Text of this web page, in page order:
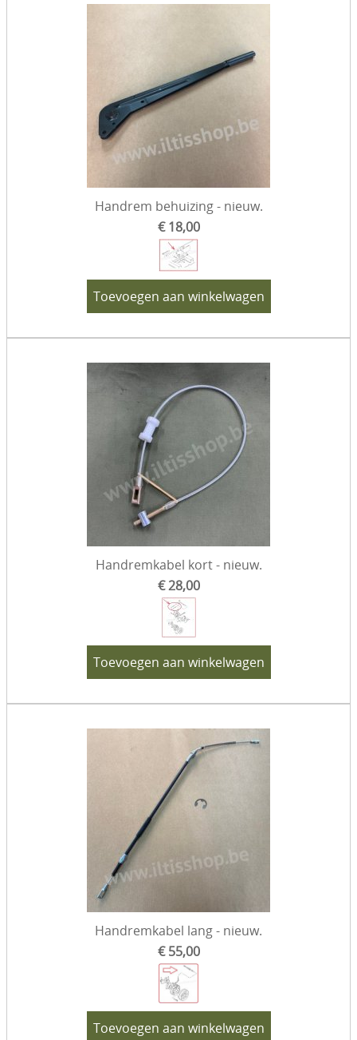
Handrem behuizing - nieuw.
€ 18,00
Toevoegen aan winkelwagen
Handremkabel kort - nieuw.
€ 28,00
Toevoegen aan winkelwagen
Handremkabel lang - nieuw.
€ 55,00
Toevoegen aan winkelwagen